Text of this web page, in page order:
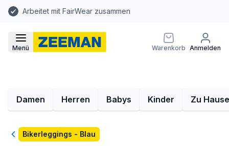
Arbeitet mit FairWear zusammen
Menü Warenkorb Anmelden
Damen Herren Babys Kinder Zu Hause
ZurückBikerleggings - Blau